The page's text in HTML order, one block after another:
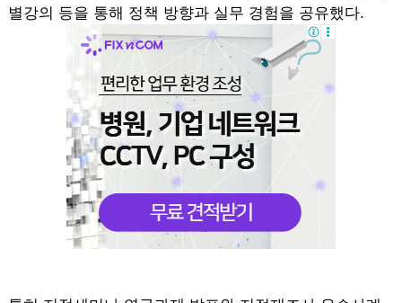
별강의 등을 통해 정책 방향과 실무 경험을 공유했다.